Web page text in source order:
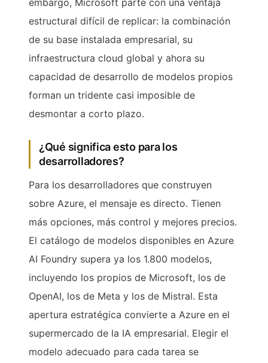
estructural difícil de replicar: la combinación
de su base instalada empresarial, su
infraestructura cloud global y ahora su
capacidad de desarrollo de modelos propios
forman un tridente casi imposible de
desmontar a corto plazo.
¿Qué significa esto para los
desarrolladores?
Para los desarrolladores que construyen
sobre Azure, el mensaje es directo. Tienen
más opciones, más control y mejores precios.
El catálogo de modelos disponibles en Azure
AI Foundry supera ya los 1.800 modelos,
incluyendo los propios de Microsoft, los de
OpenAI, los de Meta y los de Mistral. Esta
apertura estratégica convierte a Azure en el
supermercado de la IA empresarial. Elegir el
modelo adecuado para cada tarea se